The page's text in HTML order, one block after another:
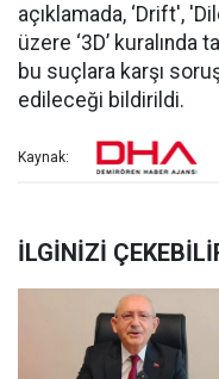
açıklamada, ‘Drift',
üzere ‘3D’
bu suçlara karşı
edileceği bildirildi.
Kaynak: